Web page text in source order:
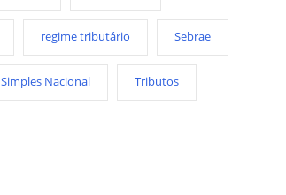
regime tributário Sebrae
Simples Nacional Tributos